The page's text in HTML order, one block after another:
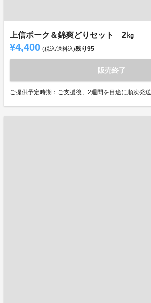
上信ポーク＆錦爽どりセット 2㎏
¥4,400 (税込/送料込)残り95
販売終了
ご提供予定時期：ご支援後、2週間を目途に順次発送